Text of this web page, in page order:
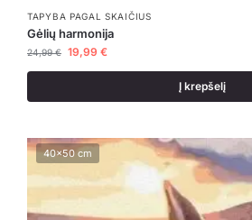
TAPYBA PAGAL SKAIČIUS
Gėlių harmonija
24,99€ 19,99 €
Į krepšelį
40x50 cm